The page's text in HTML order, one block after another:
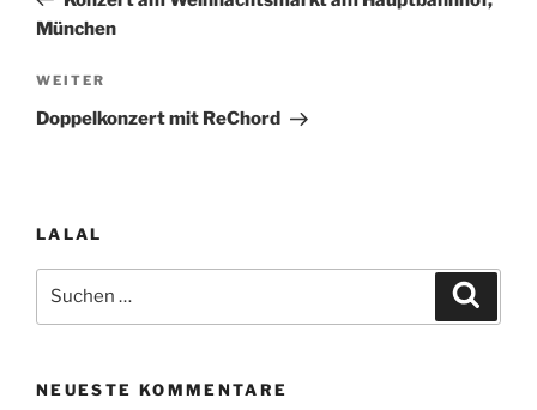
München
Nächster
Beitrag
WEITER
Doppelkonzert mit ReChord
LALAL
nach:
NEUESTE KOMMENTARE